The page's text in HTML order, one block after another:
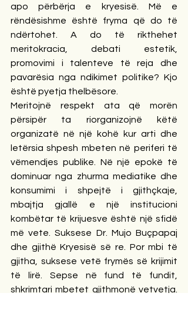
apo përbërja e kryesisë. Më e
rëndësishme është fryma që do të
ndërtohet. A do të rikthehet
meritokracia, debati estetik,
promovimi i talenteve të reja dhe
pavarësia nga ndikimet politike? Kjo
është pyetja thelbësore.
Meritojnë respekt ata që morën
përsipër ta riorganizojnë këtë
organizatë në një kohë kur arti dhe
letërsia shpesh mbeten në periferi të
vëmendjes publike. Në një epokë të
dominuar nga zhurma mediatike dhe
konsumimi i shpejtë i gjithçkaje,
mbajtja gjallë e një institucioni
kombëtar të krijuesve është një sfidë
më vete. Suksese Dr. Mujo Buçpapaj
dhe gjithë Kryesisë së re. Por mbi të
gjitha, suksese vetë frymës së krijimit
të lirë. Sepse në fund të fundit,
shkrimtari mbetet gjithmonë vetvetja.